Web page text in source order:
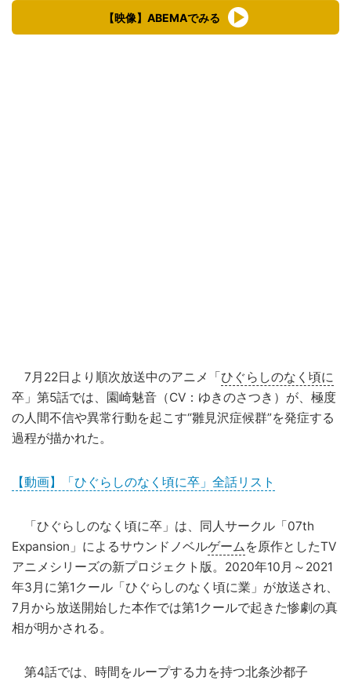
【映像】ABEMAでみる
7月22日より順次放送中のアニメ「 ひぐらしのなく頃に
卒」第5話では、園崎魅音（CV：ゆきのさつき）が、極度
の人間不信や異常行動を起こす“雛見沢症候群”を発症する
過程が描かれた。
【動画】「ひぐらしのなく頃に卒」全話リスト
「ひぐらしのなく頃に卒」は、同人サークル「07th
Expansion」によるサウンドノベルゲームを原作としたTV
アニメシリーズの新プロジェクト版。2020年10月～2021
年3月に第1クール「ひぐらしのなく頃に業」が放送され、
7月から放送開始した本作では第1クールで起きた惨劇の真
相が明かされる。
第4話では、時間をループする力を持つ北条沙都子